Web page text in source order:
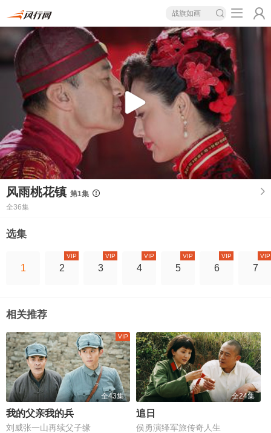
战旗如画
风雨桃花镇 第1集
全36集
选集
1 2
VIP
3
VIP
4
VIP
5
VIP
6
VIP
7
VIP
相关推荐
全43集
我的父亲我的兵
刘威张一山再续父子缘
全24集
追日
侯勇演绎军旅传奇人生